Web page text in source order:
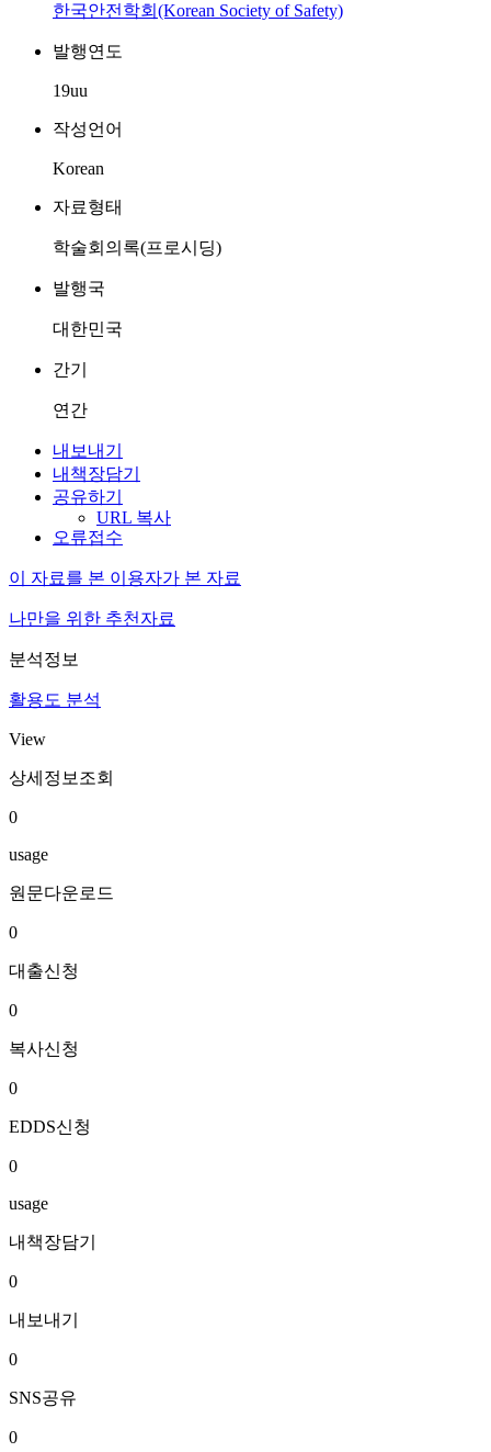
한국안전학회(Korean Society of Safety)
발행연도
19uu
작성언어
Korean
자료형태
학술회의록(프로시딩)
발행국
대한민국
간기
연간
내보내기
내책장담기
공유하기
URL 복사
오류접수
이 자료를 본 이용자가 본 자료
나만을 위한 추천자료
분석정보
활용도 분석
View
상세정보조회
0
usage
원문다운로드
0
대출신청
0
복사신청
0
EDDS신청
0
usage
내책장담기
0
내보내기
0
SNS공유
0